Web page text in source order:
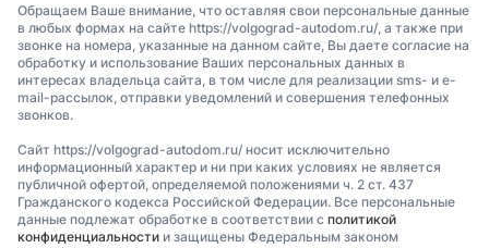
Обращаем Ваше внимание, что оставляя свои персональные данные
в любых формах на сайте https://volgograd-autodom.ru/, а также при
звонке на номера, указанные на данном сайте, Вы даете согласие на
обработку и использование Ваших персональных данных в
интересах владельца сайта, в том числе для реализации sms- и e-
mail-рассылок, отправки уведомлений и совершения телефонных
звонков.
Сайт https://volgograd-autodom.ru/ носит исключительно
информационный характер и ни при каких условиях не является
публичной офертой, определяемой положениями ч. 2 ст. 437
Гражданского кодекса Российской Федерации. Все персональные
данные подлежат обработке в соответствии с политикой
конфиденциальности и защищены Федеральным законом